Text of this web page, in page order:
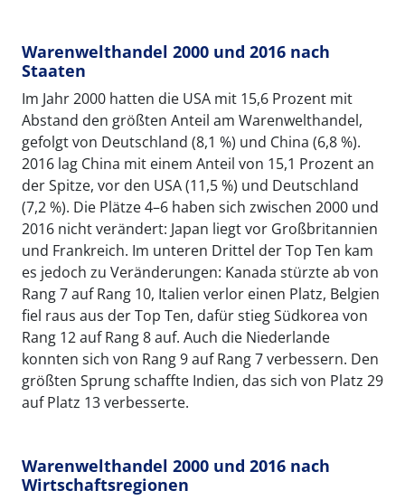
Warenwelthandel 2000 und 2016 nach
Staaten
Im Jahr 2000 hatten die USA mit 15,6 Prozent mit
Abstand den größten Anteil am Warenwelthandel,
gefolgt von Deutschland (8,1 %) und China (6,8 %).
2016 lag China mit einem Anteil von 15,1 Prozent an
der Spitze, vor den USA (11,5 %) und Deutschland
(7,2 %). Die Plätze 4–6 haben sich zwischen 2000 und
2016 nicht verändert: Japan liegt vor Großbritannien
und Frankreich. Im unteren Drittel der Top Ten kam
es jedoch zu Veränderungen: Kanada stürzte ab von
Rang 7 auf Rang 10, Italien verlor einen Platz, Belgien
fiel raus aus der Top Ten, dafür stieg Südkorea von
Rang 12 auf Rang 8 auf. Auch die Niederlande
konnten sich von Rang 9 auf Rang 7 verbessern. Den
größten Sprung schaffte Indien, das sich von Platz 29
auf Platz 13 verbesserte.
Warenwelthandel 2000 und 2016 nach
Wirtschaftsregionen